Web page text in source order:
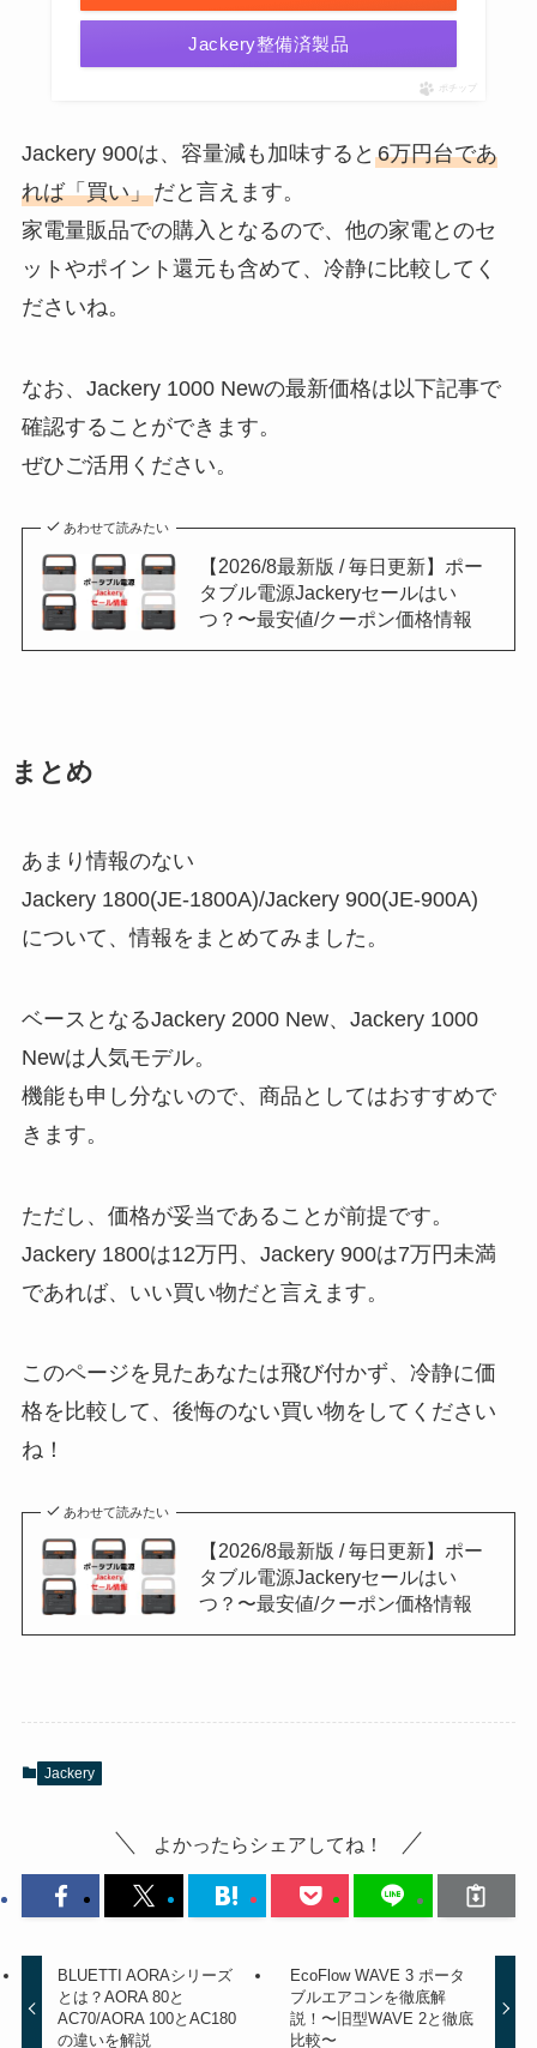
Jackery整備済製品
ポチップ
Jackery 900は、容量減も加味すると 6万円台であ
れば「買い」だと言えます。
家電量販品での購入となるので、他の家電とのセ
ットやポイント還元も含めて、冷静に比較してく
ださいね。
なお、Jackery 1000 Newの最新価格は以下記事で
確認することができます。
ぜひご活用ください。
あわせて読みたい
【2026/8最新版 / 毎日更新】ポー
タブル電源Jackeryセールはい
つ？〜最安値/クーポン価格情報
まとめ
あまり情報のない
Jackery 1800(JE-1800A)/Jackery 900(JE-900A)
について、情報をまとめてみました。
ベースとなるJackery 2000 New、Jackery 1000
Newは人気モデル。
機能も申し分ないので、商品としてはおすすめで
きます。
ただし、価格が妥当であることが前提です。
Jackery 1800は12万円、Jackery 900は7万円未満
であれば、いい買い物だと言えます。
このページを見たあなたは飛び付かず、冷静に価
格を比較して、後悔のない買い物をしてください
ね！
あわせて読みたい
【2026/8最新版 / 毎日更新】ポー
タブル電源Jackeryセールはい
つ？〜最安値/クーポン価格情報
Jackery
よかったらシェアしてね！
BLUETTI AORAシリーズ
とは？AORA 80と
AC70/AORA 100とAC180
の違いを解説
EcoFlow WAVE 3 ポータ
ブルエアコンを徹底解
説！〜旧型WAVE 2と徹底
比較〜